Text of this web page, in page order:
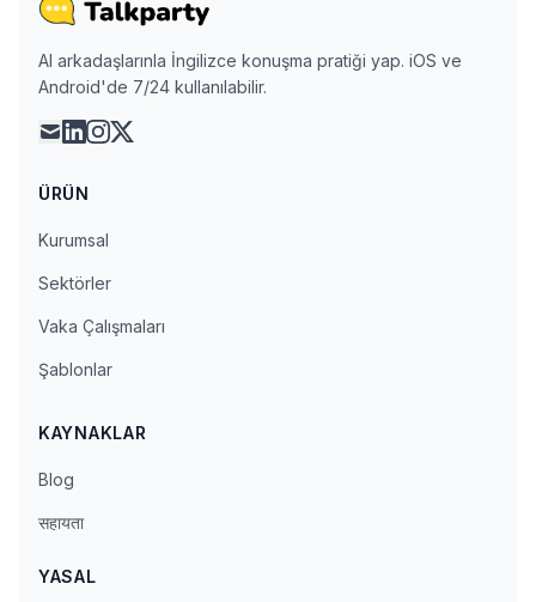
AI arkadaşlarınla İngilizce konuşma pratiği yap. iOS ve
Android'de 7/24 kullanılabilir.
maillinkedin
instagram
x
ÜRÜN
Kurumsal
Sektörler
Vaka Çalışmaları
Şablonlar
KAYNAKLAR
Blog
सहायता
YASAL